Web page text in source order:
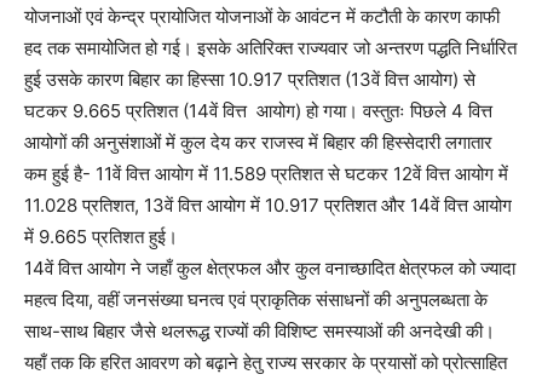
योजनाओं एवं केन्द्र प्रायोजित योजनाओं के आवंटन में कटौती के कारण काफी
हद तक समायोजित हो गई। इसके अतिरिक्त राज्यवार जो अन्तरण पद्धति निर्धारित
हुई उसके कारण बिहार का हिस्सा 10.917 प्रतिशत (13वें वित्त आयोग) से
घटकर 9.665 प्रतिशत (14वें वित्त आयोग) हो गया। वस्तुतः पिछले 4 वित्त
आयोगों की अनुसंशाओं में कुल देय कर राजस्व में बिहार की हिस्सेदारी लगातार
कम हुई है- 11वें वित्त आयोग में 11.589 प्रतिशत से घटकर 12वें वित्त आयोग में
11.028 प्रतिशत, 13वें वित्त आयोग में 10.917 प्रतिशत और 14वें वित्त आयोग
में 9.665 प्रतिशत हुई।
14वें वित्त आयोग ने जहाँ कुल क्षेत्रफल और कुल वनाच्छादित क्षेत्रफल को ज्यादा
महत्व दिया, वहीं जनसंख्या घनत्व एवं प्राकृतिक संसाधनों की अनुपलब्धता के
साथ-साथ बिहार जैसे थलरूद्ध राज्यों की विशिष्ट समस्याओं की अनदेखी की।
यहाँ तक कि हरित आवरण को बढ़ाने हेतु राज्य सरकार के प्रयासों को प्रोत्साहित